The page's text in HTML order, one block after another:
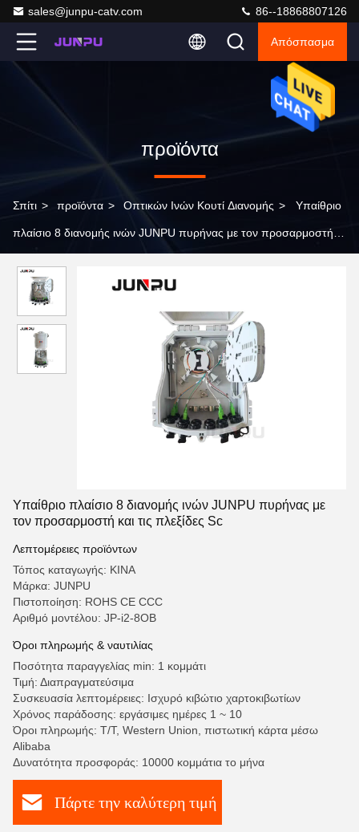
sales@junpu-catv.com 86--18868807126
Απόσπασμα
προϊόντα
Σπίτι > προϊόντα > Οπτικών Ινών Κουτί Διανομής > Υπαίθριο
πλαίσιο 8 διανομής ινών JUNPU πυρήνας με τον προσαρμοστή
Υπαίθριο πλαίσιο 8 διανομής ινών JUNPU πυρήνας με
τον προσαρμοστή και τις πλεξίδες Sc
Λεπτομέρειες προϊόντων
Τόπος καταγωγής: ΚΙΝΑ
Μάρκα: JUNPU
Πιστοποίηση: ROHS CE CCC
Αριθμό μοντέλου: JP-i2-8OB
Όροι πληρωμής & ναυτιλίας
Ποσότητα παραγγελίας min: 1 κομμάτι
Τιμή: Διαπραγματεύσιμα
Συσκευασία λεπτομέρειες: Ισχυρό κιβώτιο χαρτοκιβωτίων
Χρόνος παράδοσης: εργάσιμες ημέρες 1 ~ 10
Όροι πληρωμής: T/T, Western Union, πιστωτική κάρτα μέσω
Alibaba
Δυνατότητα προσφοράς: 10000 κομμάτια το μήνα
Πάρτε την καλύτερη τιμή